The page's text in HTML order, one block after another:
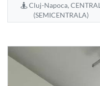
Cluj-Napoca, CENTRAL
(SEMICENTRALA)